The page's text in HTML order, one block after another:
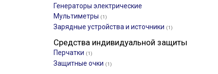
Генераторы электрические
Мультиметры (1)
Зарядные устройства и источники (1)
Средства индивидуальной защиты
Перчатки (1)
Защитные очки (1)